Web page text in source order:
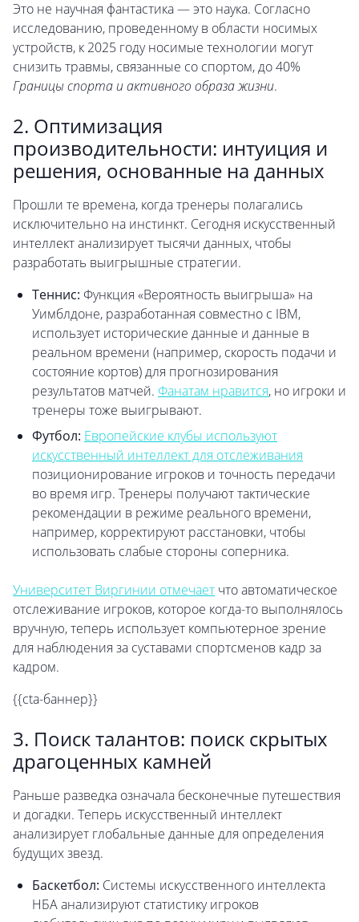
Это не научная фантастика — это наука. Согласно
исследованию, проведенному в области носимых
устройств, к 2025 году носимые технологии могут
снизить травмы, связанные со спортом, до 40%
Границы спорта и активного образа жизни.
2. Оптимизация
производительности: интуиция и
решения, основанные на данных
Прошли те времена, когда тренеры полагались
исключительно на инстинкт. Сегодня искусственный
интеллект анализирует тысячи данных, чтобы
разработать выигрышные стратегии.
Теннис: Функция «Вероятность выигрыша» на
Уимблдоне, разработанная совместно с IBM,
использует исторические данные и данные в
реальном времени (например, скорость подачи и
состояние кортов) для прогнозирования
результатов матчей. Фанатам нравится, но игроки и
тренеры тоже выигрывают.
Футбол: Европейские клубы используют
искусственный интеллект для отслеживания
позиционирование игроков и точность передачи
во время игр. Тренеры получают тактические
рекомендации в режиме реального времени,
например, корректируют расстановки, чтобы
использовать слабые стороны соперника.
Университет Виргинии отмечает что автоматическое
отслеживание игроков, которое когда-то выполнялось
вручную, теперь использует компьютерное зрение
для наблюдения за суставами спортсменов кадр за
кадром.
{{cta-баннер}}
3. Поиск талантов: поиск скрытых
драгоценных камней
Раньше разведка означала бесконечные путешествия
и догадки. Теперь искусственный интеллект
анализирует глобальные данные для определения
будущих звезд.
Баскетбол: Системы искусственного интеллекта
НБА анализируют статистику игроков